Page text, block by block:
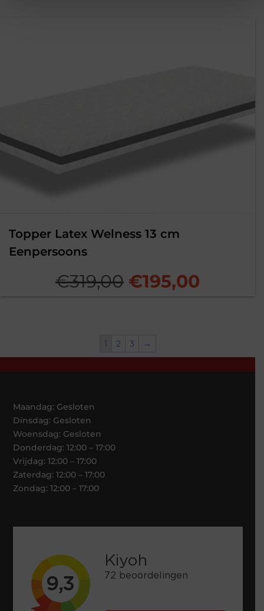
Topper Latex Welness 13 cm
Eenpersoons
€319,00
was:
€319,00.
€195,00
1 2 3 →
Maandag: Gesloten
Dinsdag: Gesloten
Woensdag: Gesloten
Donderdag: 12:00 – 17:00
Vrijdag: 12:00 – 17:00
Zaterdag: 12:00 – 17:00
Zondag: 12:00 – 17:00